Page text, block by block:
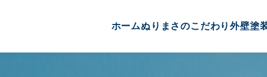
ホームぬりまさのこだわり外壁塗